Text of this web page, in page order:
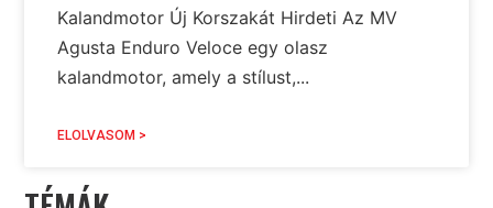
Kalandmotor Új Korszakát Hirdeti Az MV
Agusta Enduro Veloce egy olasz
kalandmotor, amely a stílust,...
ELOLVASOM >